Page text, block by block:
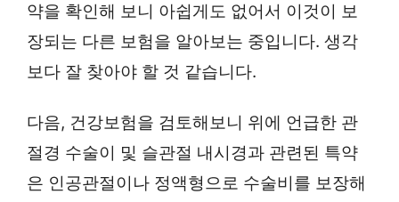
약을 확인해 보니 아쉽게도 없어서 이것이 보
장되는 다른 보험을 알아보는 중입니다. 생각
보다 잘 찾아야 할 것 같습니다.
다음, 건강보험을 검토해보니 위에 언급한 관
절경 수술이 및 슬관절 내시경과 관련된 특약
은 인공관절이나 정액형으로 수술비를 보장해